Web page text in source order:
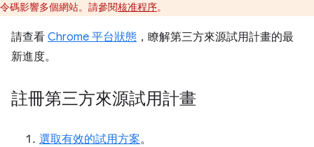
令碼影響多個網站。請參閱核准程序。
請查看 Chrome 平台狀態 ，瞭解第三方來源試用計畫的最
新進度。
註冊第三方來源試用計畫
選取有效的試用方案。